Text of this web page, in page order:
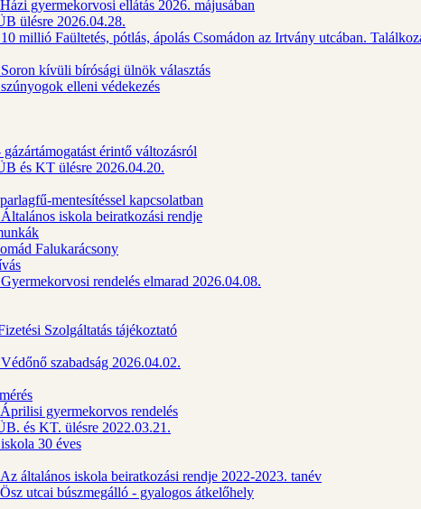
gyermekorvosi ellátás 2026. májusában
ülésre 2026.04.28.
millió Faültetés, pótlás, ápolás Csomádon az Irtvány utcában.
kívüli bírósági ülnök választás
elleni védekezés
érintő változásról
és KT ülésre 2026.04.20.
mentesítéssel kapcsolatban
iskola beiratkozási rendje
Falukarácsony
rendelés elmarad 2026.04.08.
Szolgáltatás tájékoztató
szabadság 2026.04.02.
gyermekorvos rendelés
és KT. ülésre 2022.03.21.
30 éves
általános iskola beiratkozási rendje 2022-2023. tanév
utcai búszmegálló - gyalogos átkelőhely